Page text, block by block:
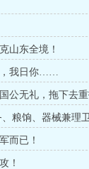
山东全境！
，我日你……
公无礼，拖下去
粮饷、器械兼理
而已！
！